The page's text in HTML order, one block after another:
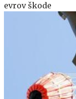
evrov škode